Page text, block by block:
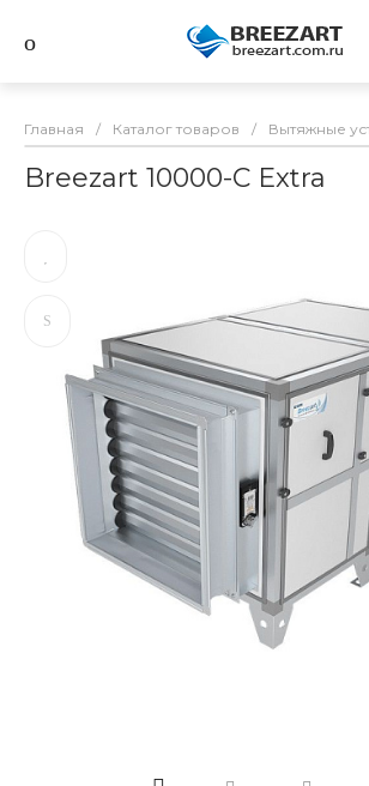
Главная / Каталог товаров / Вытяжные
Breezart 10000-C Extra